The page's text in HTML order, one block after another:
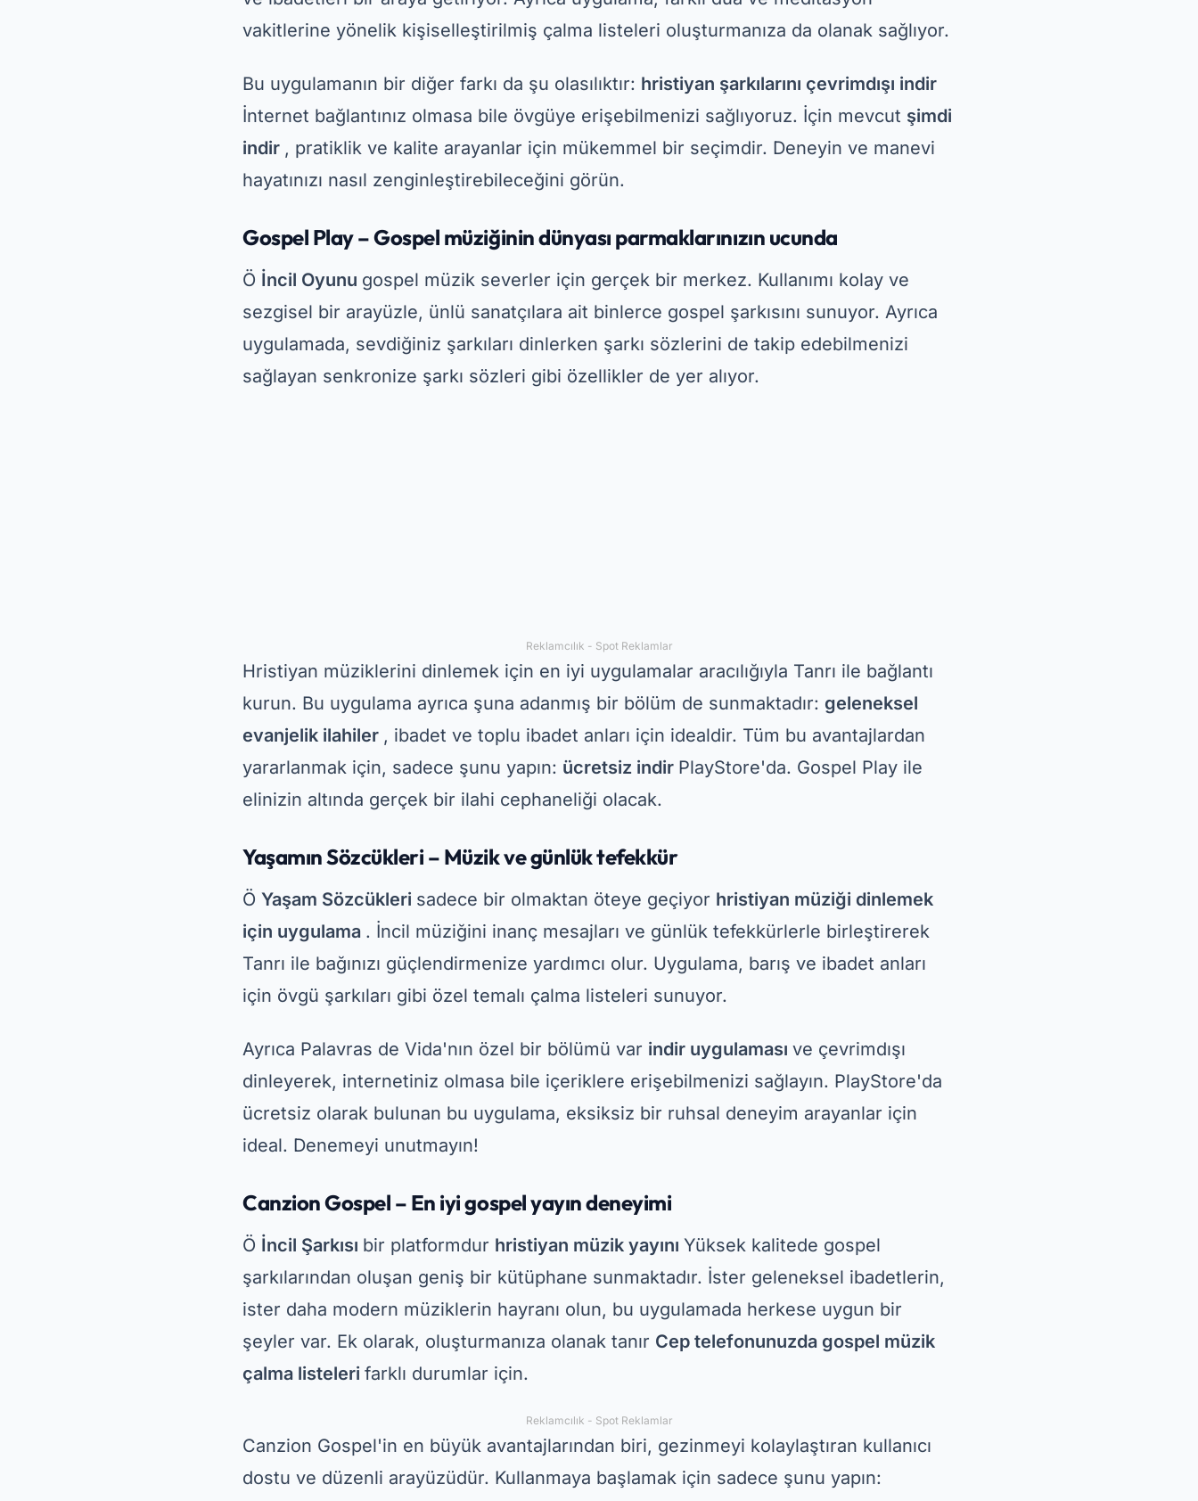
Gospel Play – Gospel müziğinin dünyası parmaklarınızın ucunda
sezgisel bir arayüzle, ünlü sanatçılara ait binlerce gospel şarkısını sunuyor. Ayrıca
uygulamada, sevdiğiniz şarkıları dinlerken şarkı sözlerini de takip edebilmenizi
sağlayan senkronize şarkı sözleri gibi özellikler de yer alıyor.
Hristiyan müziklerini dinlemek için en iyi uygulamalar aracılığıyla Tanrı ile bağlantı
kurun. Bu uygulama ayrıca şuna adanmış bir bölüm de sunmaktadır:
evanjelik ilahiler, ibadet ve toplu ibadet anları için idealdir. Tüm bu avantajlardan
yararlanmak için, sadece şunu yapın: ücretsiz indirPlayStore'da. Gospel Play ile
elinizin altında gerçek bir ilahi cephaneliği olacak.
ücretsiz olarak bulunan bu uygulama, eksiksiz bir ruhsal deneyim arayanlar için
ideal. Denemeyi unutmayın!
Canzion Gospel – En iyi gospel yayın deneyimi
Öİncil Şarkısı bir platformdur hristiyan müzik yayını
ister daha modern müziklerin hayranı olun, bu uygulamada herkese uygun bir
şeyler var. Ek olarak, oluşturmanıza olanak tanırCep telefonunuzda gospel müzik
çalma listeleri
farklı durumlar için.
Reklamcılık - Spot Reklamlar
Canzion Gospel'in en büyük avantajlarından biri, gezinmeyi kolaylaştıran kullanıcı
ücretsiz indir
PlayStore'da. Onunla gerçek bir övgü ve ibadet hazinesine
erişebileceksiniz.
İlahiler ve Şarkılar – Kaçırılmayacak klasikler
Öİlahiler ve ŞarkılarGeleneksel kilise ilahilerinden hoşlananlar için mükemmeldir.
Bu uygulama en eski versiyonlardan güncel versiyonlara kadar eksiksiz bir
Evanjelik ilahi koleksiyonunu bir araya getiriyor. Ayrıca müzik aletiyle övgü şarkıları
söylemek veya çalmak isteyenler için şarkı sözleri ve akorları da sunuluyor.
Bu uygulamanın bir diğer önemli özelliği ise;dini müziği çevrimdışı dinleİnternet
bağlantınız olmasa bile ilahilere erişebilmenizi sağlıyoruz. İçin mevcut
vazgeçilmez bir araçtır.